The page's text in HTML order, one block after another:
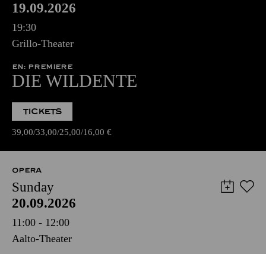
19.09.2026
19:30
Grillo-Theater
EN: PREMIERE
DIE WILDENTE
TICKETS
39,00 33,00 25,00 16,00 €
OPERA
Sunday
20.09.2026
11:00 - 12:00
Aalto-Theater